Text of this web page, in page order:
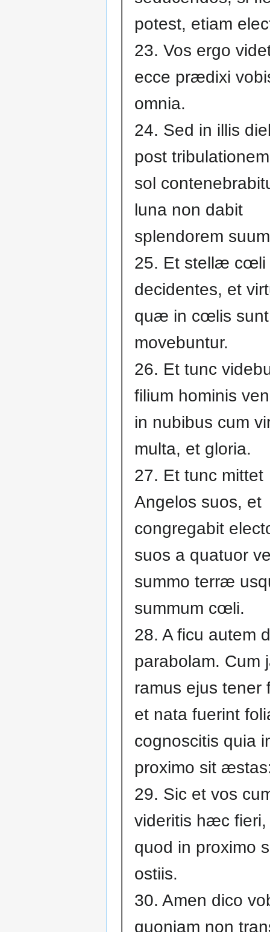
potest, etiam
23. Vos ergo
ecce prædixi
omnia.
24. Sed in illis
post
sol
luna non dabit
splendorem
25. Et stellæ cœli
decidentes, et
quæ in cœlis
movebuntur.
26. Et tunc
filium hominis
in nubibus cum
multa, et gloria.
27. Et tunc mittet
Angelos suos, et
congregabit
suos a quatuor
summo terræ
summum cœli.
28. A ficu autem
parabolam. Cum
ramus ejus tener
et nata fuerint
cognoscitis quia
proximo sit
29. Sic et vos
videritis hæc fieri,
quod in proximo
ostiis.
30. Amen dico
quoniam non